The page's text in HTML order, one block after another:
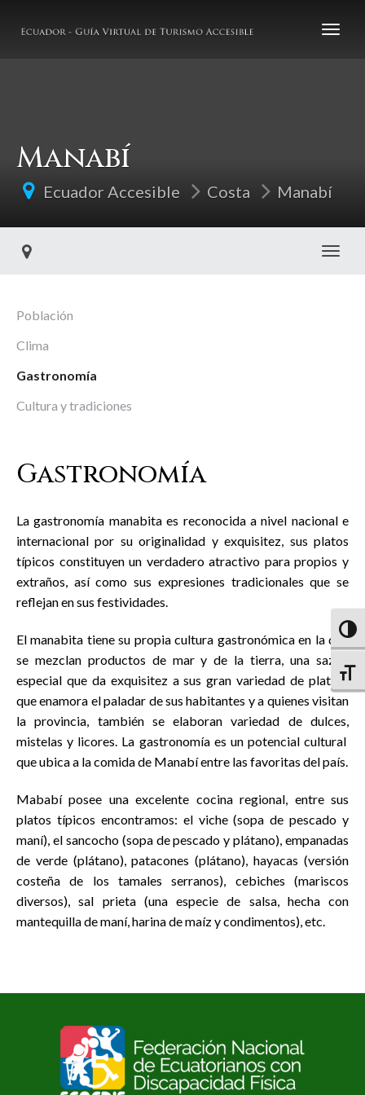
Manabí
Ecuador Accesible Costa Manabí
Población
Clima
Gastronomía
Cultura y tradiciones
Gastronomía
La gastronomía manabita es reconocida a nivel nacional e
internacional por su originalidad y exquisitez, sus platos
típicos constituyen un verdadero atractivo para propios y
extraños, así como sus expresiones tradicionales que se
reflejan en sus festividades.
El manabita tiene su propia cultura gastronómica en la que
se mezclan productos de mar y de la tierra, una sazón
especial que da exquisitez a sus gran variedad de platos,
que enamora el paladar de sus habitantes y a quienes visitan
la provincia, también se elaboran variedad de dulces,
mistelas y licores. La gastronomía es un potencial cultural
que ubica a la comida de Manabí entre las favoritas del país.
Mababí posee una excelente cocina regional, entre sus
platos típicos encontramos: el viche (sopa de pescado y
maní), el sancocho (sopa de pescado y plátano), empanadas
de verde (plátano), patacones (plátano), hayacas (versión
costeña de los tamales serranos), cebiches (mariscos
diversos), sal prieta (una especie de salsa, hecha con
mantequilla de maní, harina de maíz y condimentos), etc.